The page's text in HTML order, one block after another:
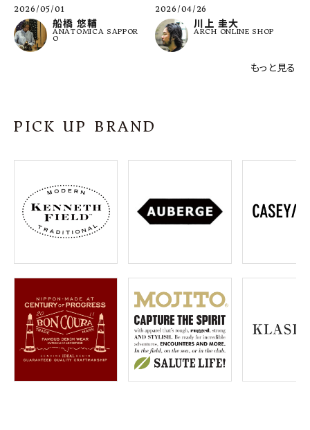
2026/05/01
船橋 悠輔
ANATOMICA SAPPOR
O
2026/04/26
川上 圭大
ARCH ONLINE SHOP
もっと見る
PICK UP BRAND